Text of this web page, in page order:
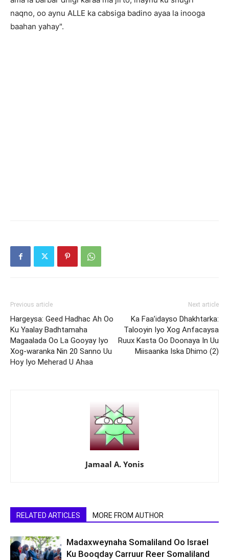
naqno, oo aynu ALLE ka cabsiga badino ayaa la inooga
baahan yahay".
Previous article
Hargeysa: Geed Hadhac Ah Oo
Ku Yaalay Badhtamaha
Magaalada Oo La Gooyay Iyo
Xog-waranka Nin 20 Sanno Uu
Hoy Iyo Meherad U Ahaa
Next article
Ka Faa’idayso Dhakhtarka:
Talooyin Iyo Xog Anfacaysa
Ruux Kasta Oo Doonaya In Uu
Miisaanka Iska Dhimo (2)
Jamaal A. Yonis
RELATED ARTICLES MORE FROM AUTHOR
Madaxweynaha Somaliland Oo Israel
Ku Booqday Carruur Reer Somaliland